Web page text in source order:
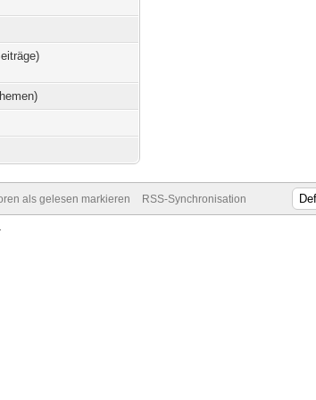
als gelesen markieren RSS-Synchronisation